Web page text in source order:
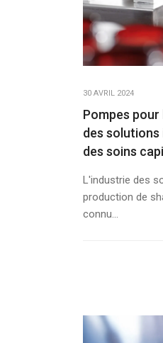
30 AVRIL 2024
Pompes
des solutions
des soins
L'industrie des
production de
connu...